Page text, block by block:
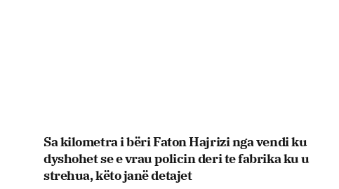
Sa kilometra i bëri Faton Hajrizi nga vendi ku
dyshohet se e vrau policin deri te fabrika ku u
strehua, këto janë detajet